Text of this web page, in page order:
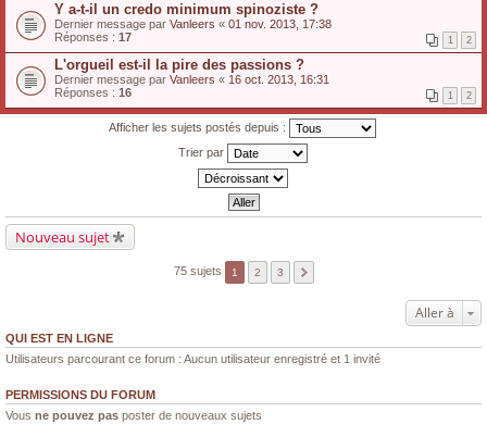
Y a-t-il un credo minimum spinoziste ?
Dernier message par Vanleers « 01 nov. 2013, 17:38
Réponses : 17 1 2
L'orgueil est-il la pire des passions ?
Dernier message par Vanleers « 16 oct. 2013, 16:31
Réponses : 16 1 2
Afficher les sujets postés depuis :
Trier par
Nouveau sujet
75 sujets 1 2 3
Aller à
QUI EST EN LIGNE
Utilisateurs parcourant ce forum : Aucun utilisateur enregistré et 1 invité
PERMISSIONS DU FORUM
Vous ne pouvez pas poster de nouveaux sujets